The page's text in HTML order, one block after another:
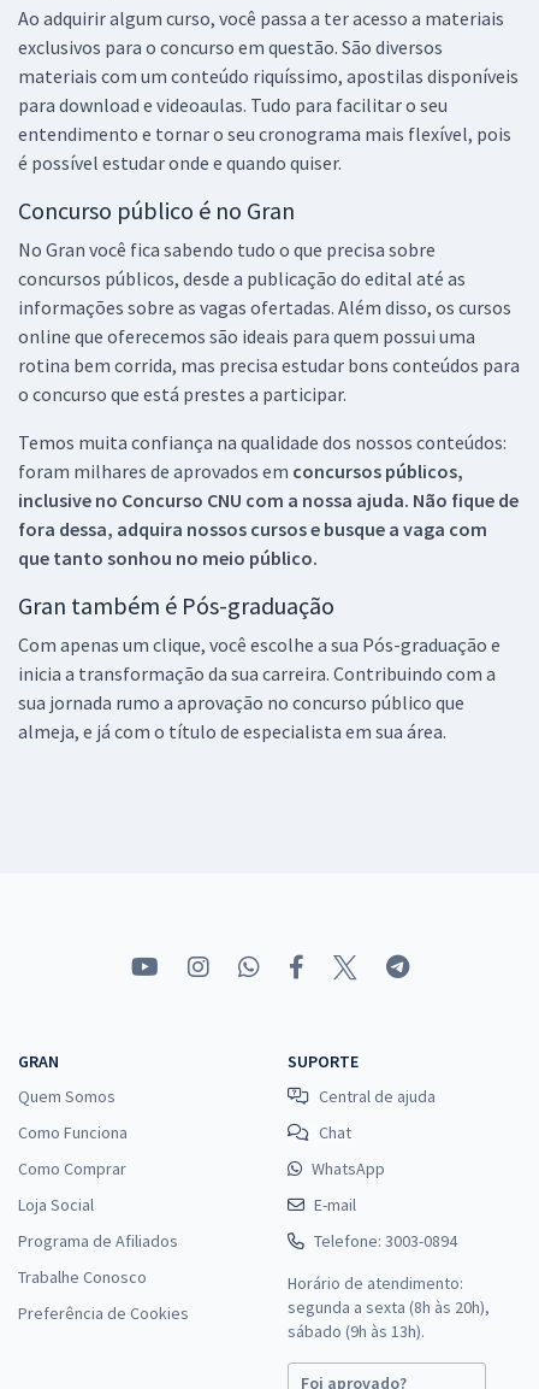
Ao adquirir algum curso, você passa a ter acesso a materiais
exclusivos para o concurso em questão. São diversos
materiais com um conteúdo riquíssimo, apostilas disponíveis
para download e videoaulas. Tudo para facilitar o seu
entendimento e tornar o seu cronograma mais flexível, pois
é possível estudar onde e quando quiser.
Concurso público é no Gran
No Gran você fica sabendo tudo o que precisa sobre
concursos públicos, desde a publicação do edital até as
informações sobre as vagas ofertadas. Além disso, os cursos
online que oferecemos são ideais para quem possui uma
rotina bem corrida, mas precisa estudar bons conteúdos para
o concurso que está prestes a participar.
Temos muita confiança na qualidade dos nossos conteúdos:
foram milhares de aprovados em concursos públicos,
inclusive no Concurso CNU com a nossa ajuda. Não fique de
fora dessa, adquira nossos cursos e busque a vaga com
que tanto sonhou no meio público.
Gran também é Pós-graduação
Com apenas um clique, você escolhe a sua Pós-graduação e
inicia a transformação da sua carreira. Contribuindo com a
sua jornada rumo a aprovação no concurso público que
almeja, e já com o título de especialista em sua área.
GRAN
Quem Somos
Como Funciona
Como Comprar
Loja Social
Programa de Afiliados
Trabalhe Conosco
Preferência de Cookies
SUPORTE
Central de ajuda
Chat
WhatsApp
E-mail
Telefone: 3003-0894
Horário de atendimento:
segunda a sexta (8h às 20h),
sábado (9h às 13h).
Foi aprovado?